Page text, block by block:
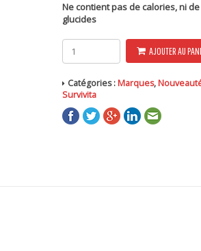
Ne contient pas de calories, ni
glucides
quantité
Strawberry
-
Servivita
AJOUTER AU
Catégories : Marques,
Survivita